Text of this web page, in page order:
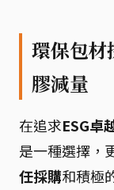
環保包材
膠減量
在追求ESG卓
是一種選擇，
任採購和積極